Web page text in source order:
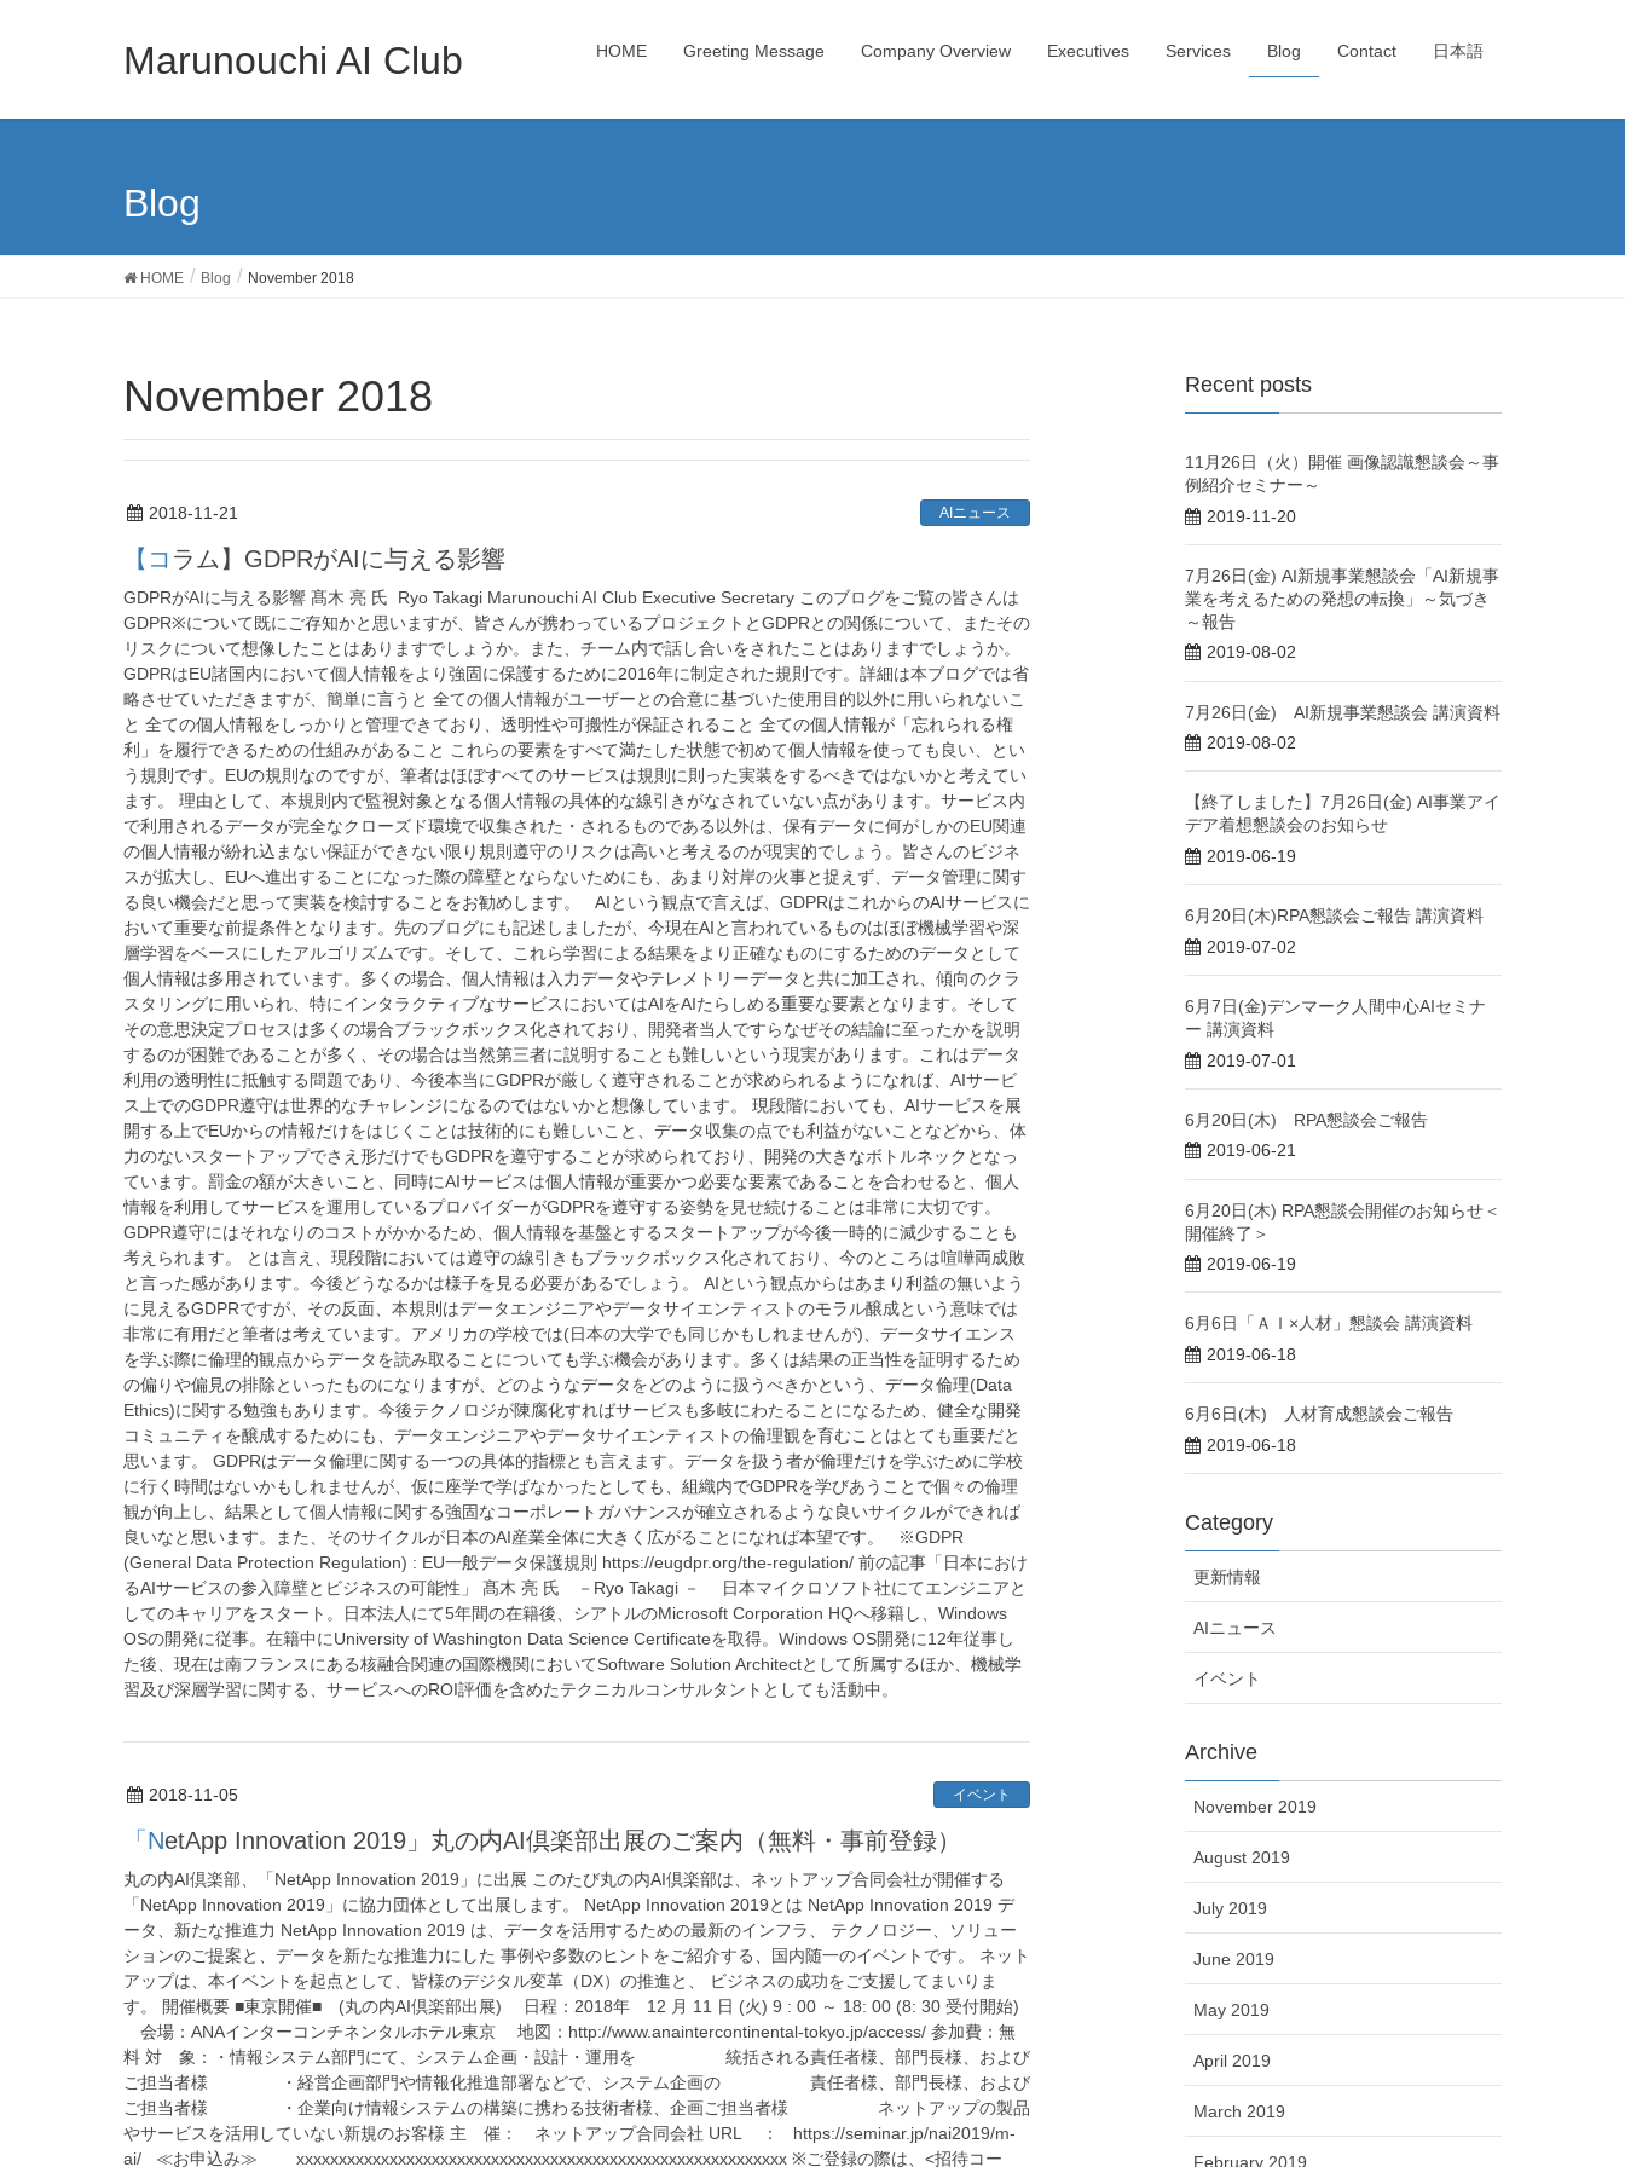
Marunouchi AI Club HOME Greeting Message Company Overview Executives Services Blog Contact 日本語
Blog
HOME Blog November 2018
November 2018
2018-11-21 AIニュース
【コラム】GDPRがAIに与える影響
GDPRがAIに与える影響 髙木 亮 氏 Ryo Takagi Marunouchi AI Club Executive Secretary このブログをご覧の皆さんは
GDPR※について既にご存知かと思いますが、皆さんが携わっているプロジェクトとGDPRとの関係について、またその
リスクについて想像したことはありますでしょうか。また、チーム内で話し合いをされたことはありますでしょうか。
GDPRはEU諸国内において個人情報をより強固に保護するために2016年に制定された規則です。詳細は本ブログでは省
略させていただきますが、簡単に言うと 全ての個人情報がユーザーとの合意に基づいた使用目的以外に用いられないこ
と 全ての個人情報をしっかりと管理できており、透明性や可搬性が保証されること 全ての個人情報が「忘れられる権
利」を履行できるための仕組みがあること これらの要素をすべて満たした状態で初めて個人情報を使っても良い、とい
う規則です。EUの規則なのですが、筆者はほぼすべてのサービスは規則に則った実装をするべきではないかと考えてい
ます。 理由として、本規則内で監視対象となる個人情報の具体的な線引きがなされていない点があります。サービス内
で利用されるデータが完全なクローズド環境で収集された・されるものである以外は、保有データに何がしかのEU関連
の個人情報が紛れ込まない保証ができない限り規則遵守のリスクは高いと考えるのが現実的でしょう。皆さんのビジネ
スが拡大し、EUへ進出することになった際の障壁とならないためにも、あまり対岸の火事と捉えず、データ管理に関す
る良い機会だと思って実装を検討することをお勧めします。 AIという観点で言えば、GDPRはこれからのAIサービスに
おいて重要な前提条件となります。先のブログにも記述しましたが、今現在AIと言われているものはほぼ機械学習や深
層学習をベースにしたアルゴリズムです。そして、これら学習による結果をより正確なものにするためのデータとして
個人情報は多用されています。多くの場合、個人情報は入力データやテレメトリーデータと共に加工され、傾向のクラ
スタリングに用いられ、特にインタラクティブなサービスにおいてはAIをAIたらしめる重要な要素となります。そして
その意思決定プロセスは多くの場合ブラックボックス化されており、開発者当人ですらなぜその結論に至ったかを説明
するのが困難であることが多く、その場合は当然第三者に説明することも難しいという現実があります。これはデータ
利用の透明性に抵触する問題であり、今後本当にGDPRが厳しく遵守されることが求められるようになれば、AIサービ
ス上でのGDPR遵守は世界的なチャレンジになるのではないかと想像しています。 現段階においても、AIサービスを展
開する上でEUからの情報だけをはじくことは技術的にも難しいこと、データ収集の点でも利益がないことなどから、体
力のないスタートアップでさえ形だけでもGDPRを遵守することが求められており、開発の大きなボトルネックとなっ
ています。罰金の額が大きいこと、同時にAIサービスは個人情報が重要かつ必要な要素であることを合わせると、個人
情報を利用してサービスを運用しているプロバイダーがGDPRを遵守する姿勢を見せ続けることは非常に大切です。
GDPR遵守にはそれなりのコストがかかるため、個人情報を基盤とするスタートアップが今後一時的に減少することも
考えられます。 とは言え、現段階においては遵守の線引きもブラックボックス化されており、今のところは喧嘩両成敗
と言った感があります。今後どうなるかは様子を見る必要があるでしょう。 AIという観点からはあまり利益の無いよう
に見えるGDPRですが、その反面、本規則はデータエンジニアやデータサイエンティストのモラル醸成という意味では
非常に有用だと筆者は考えています。アメリカの学校では(日本の大学でも同じかもしれませんが)、データサイエンス
を学ぶ際に倫理的観点からデータを読み取ることについても学ぶ機会があります。多くは結果の正当性を証明するため
の偏りや偏見の排除といったものになりますが、どのようなデータをどのように扱うべきかという、データ倫理(Data
Ethics)に関する勉強もあります。今後テクノロジが陳腐化すればサービスも多岐にわたることになるため、健全な開発
コミュニティを醸成するためにも、データエンジニアやデータサイエンティストの倫理観を育むことはとても重要だと
思います。 GDPRはデータ倫理に関する一つの具体的指標とも言えます。データを扱う者が倫理だけを学ぶために学校
に行く時間はないかもしれませんが、仮に座学で学ばなかったとしても、組織内でGDPRを学びあうことで個々の倫理
観が向上し、結果として個人情報に関する強固なコーポレートガバナンスが確立されるような良いサイクルができれば
良いなと思います。また、そのサイクルが日本のAI産業全体に大きく広がることになれば本望です。 ※GDPR
(General Data Protection Regulation) : EU一般データ保護規則 https://eugdpr.org/the-regulation/ 前の記事「日本におけ
るAIサービスの参入障壁とビジネスの可能性」 髙木 亮 氏 －Ryo Takagi － 日本マイクロソフト社にてエンジニアと
してのキャリアをスタート。日本法人にて5年間の在籍後、シアトルのMicrosoft Corporation HQへ移籍し、Windows
OSの開発に従事。在籍中にUniversity of Washington Data Science Certificateを取得。Windows OS開発に12年従事し
た後、現在は南フランスにある核融合関連の国際機関においてSoftware Solution Architectとして所属するほか、機械学
習及び深層学習に関する、サービスへのROI評価を含めたテクニカルコンサルタントとしても活動中。
2018-11-05 イベント
「NetApp Innovation 2019」丸の内AI倶楽部出展のご案内（無料・事前登録）
丸の内AI倶楽部、「NetApp Innovation 2019」に出展 このたび丸の内AI倶楽部は、ネットアップ合同会社が開催する
「NetApp Innovation 2019」に協力団体として出展します。 NetApp Innovation 2019とは NetApp Innovation 2019 デ
ータ、新たな推進力 NetApp Innovation 2019 は、データを活用するための最新のインフラ、 テクノロジー、ソリュー
ションのご提案と、データを新たな推進力にした 事例や多数のヒントをご紹介する、国内随一のイベントです。 ネット
アップは、本イベントを起点として、皆様のデジタル変革（DX）の推進と、 ビジネスの成功をご支援してまいりま
す。 開催概要 ■東京開催■ (丸の内AI倶楽部出展) 日程：2018年 12 月 11 日 (火) 9 : 00 ～ 18: 00 (8: 30 受付開始)
会場：ANAインターコンチネンタルホテル東京 地図：http://www.anaintercontinental-tokyo.jp/access/ 参加費：無
料 対 象：・情報システム部門にて、システム企画・設計・運用を 統括される責任者様、部門長様、および
ご担当者様 ・経営企画部門や情報化推進部署などで、システム企画の 責任者様、部門長様、および
ご担当者様 ・企業向け情報システムの構築に携わる技術者様、企画ご担当者様 ネットアップの製品
やサービスを活用していない新規のお客様 主 催： ネットアップ合同会社 URL ： https://seminar.jp/nai2019/m-
ai/ ≪お申込み≫ xxxxxxxxxxxxxxxxxxxxxxxxxxxxxxxxxxxxxxxxxxxxxxxxxxxxxxxxxx ※ご登録の際は、<招待コー
Recent posts
11月26日（火）開催 画像認識懇談会～事
例紹介セミナー～
2019-11-20
7月26日(金) AI新規事業懇談会「AI新規事
業を考えるための発想の転換」～気づき
～報告
2019-08-02
7月26日(金) AI新規事業懇談会 講演資料
2019-08-02
【終了しました】7月26日(金) AI事業アイ
デア着想懇談会のお知らせ
2019-06-19
6月20日(木)RPA懇談会ご報告 講演資料
2019-07-02
6月7日(金)デンマーク人間中心AIセミナ
ー 講演資料
2019-07-01
6月20日(木) RPA懇談会ご報告
2019-06-21
6月20日(木) RPA懇談会開催のお知らせ＜
開催終了＞
2019-06-19
6月6日「ＡＩ×人材」懇談会 講演資料
2019-06-18
6月6日(木) 人材育成懇談会ご報告
2019-06-18
Category
更新情報
AIニュース
イベント
Archive
November 2019
August 2019
July 2019
June 2019
May 2019
April 2019
March 2019
February 2019